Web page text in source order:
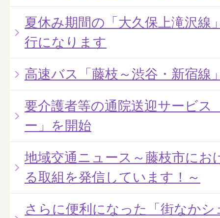
夏休み期間の「大久保上滝沢線
行になります
高速バス「藤枝～渋谷・新宿線
要介護者等の通院送迎サービス
ー」を開始
地域交通ニュース～藤枝市にお
る取組を発信しています！～
さらに便利になった「街なか